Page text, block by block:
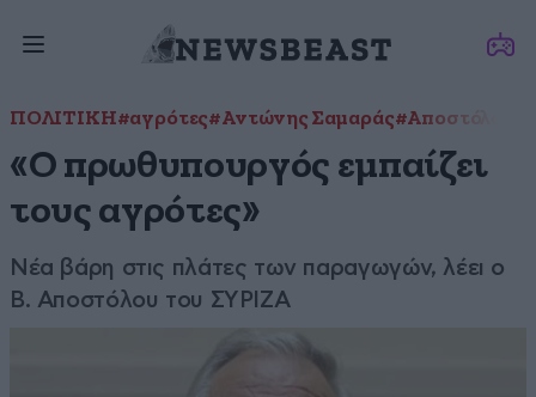
ΠΟΛΙΤΙΚΗ#αγρότες#Αντώνης Σαμαράς#Αποστόλου
«Ο πρωθυπουργός εμπαίζει
τους αγρότες»
Νέα βάρη στις πλάτες των παραγωγών, λέει ο
Β. Αποστόλου του ΣΥΡΙΖΑ